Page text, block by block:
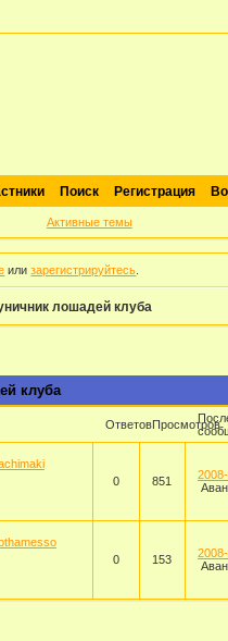
Поиск Регистрация
Активные темы
илизарегистрируйтесь
лошадей клуба
клуба
ОтветовПросмотров
0 851
0 153